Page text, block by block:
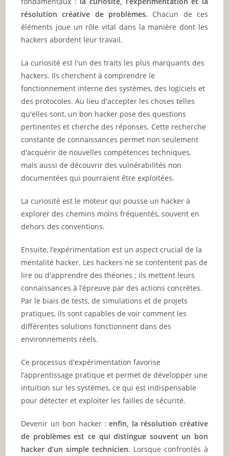
résolution créative de problèmes. Chacun de ces
éléments joue un rôle vital dans la manière dont les
hackers abordent leur travail.
La curiosité est l'un des traits les plus marquants des
hackers. Ils cherchent à comprendre le
fonctionnement interne des systèmes, des logiciels et
des protocoles. Au lieu d'accepter les choses telles
qu'elles sont, un bon hacker pose des questions
pertinentes et cherche des réponses. Cette recherche
constante de connaissances permet non seulement
d'acquérir de nouvelles compétences techniques,
mais aussi de découvrir des vulnérabilités non
documentées qui pourraient être exploitées.
La curiosité est le moteur qui pousse un hacker à
explorer des chemins moins fréquentés, souvent en
dehors des conventions.
Ensuite, l’expérimentation est un aspect crucial de la
mentalité hacker. Les hackers ne se contentent pas de
lire ou d'apprendre des théories ; ils mettent leurs
connaissances à l’épreuve par des actions concrètes.
Par le biais de tests, de simulations et de projets
pratiques, ils sont capables de voir comment les
différentes solutions fonctionnent dans des
environnements réels.
Ce processus d'expérimentation favorise
l’apprentissage pratique et permet de développer une
intuition sur les systèmes, ce qui est indispensable
pour détecter et exploiter les failles de sécurité.
Devenir un bon hacker :enfin, la résolution créative
de problèmes est ce qui distingue souvent un bon
hacker d’un simple technicien. Lorsque confrontés à